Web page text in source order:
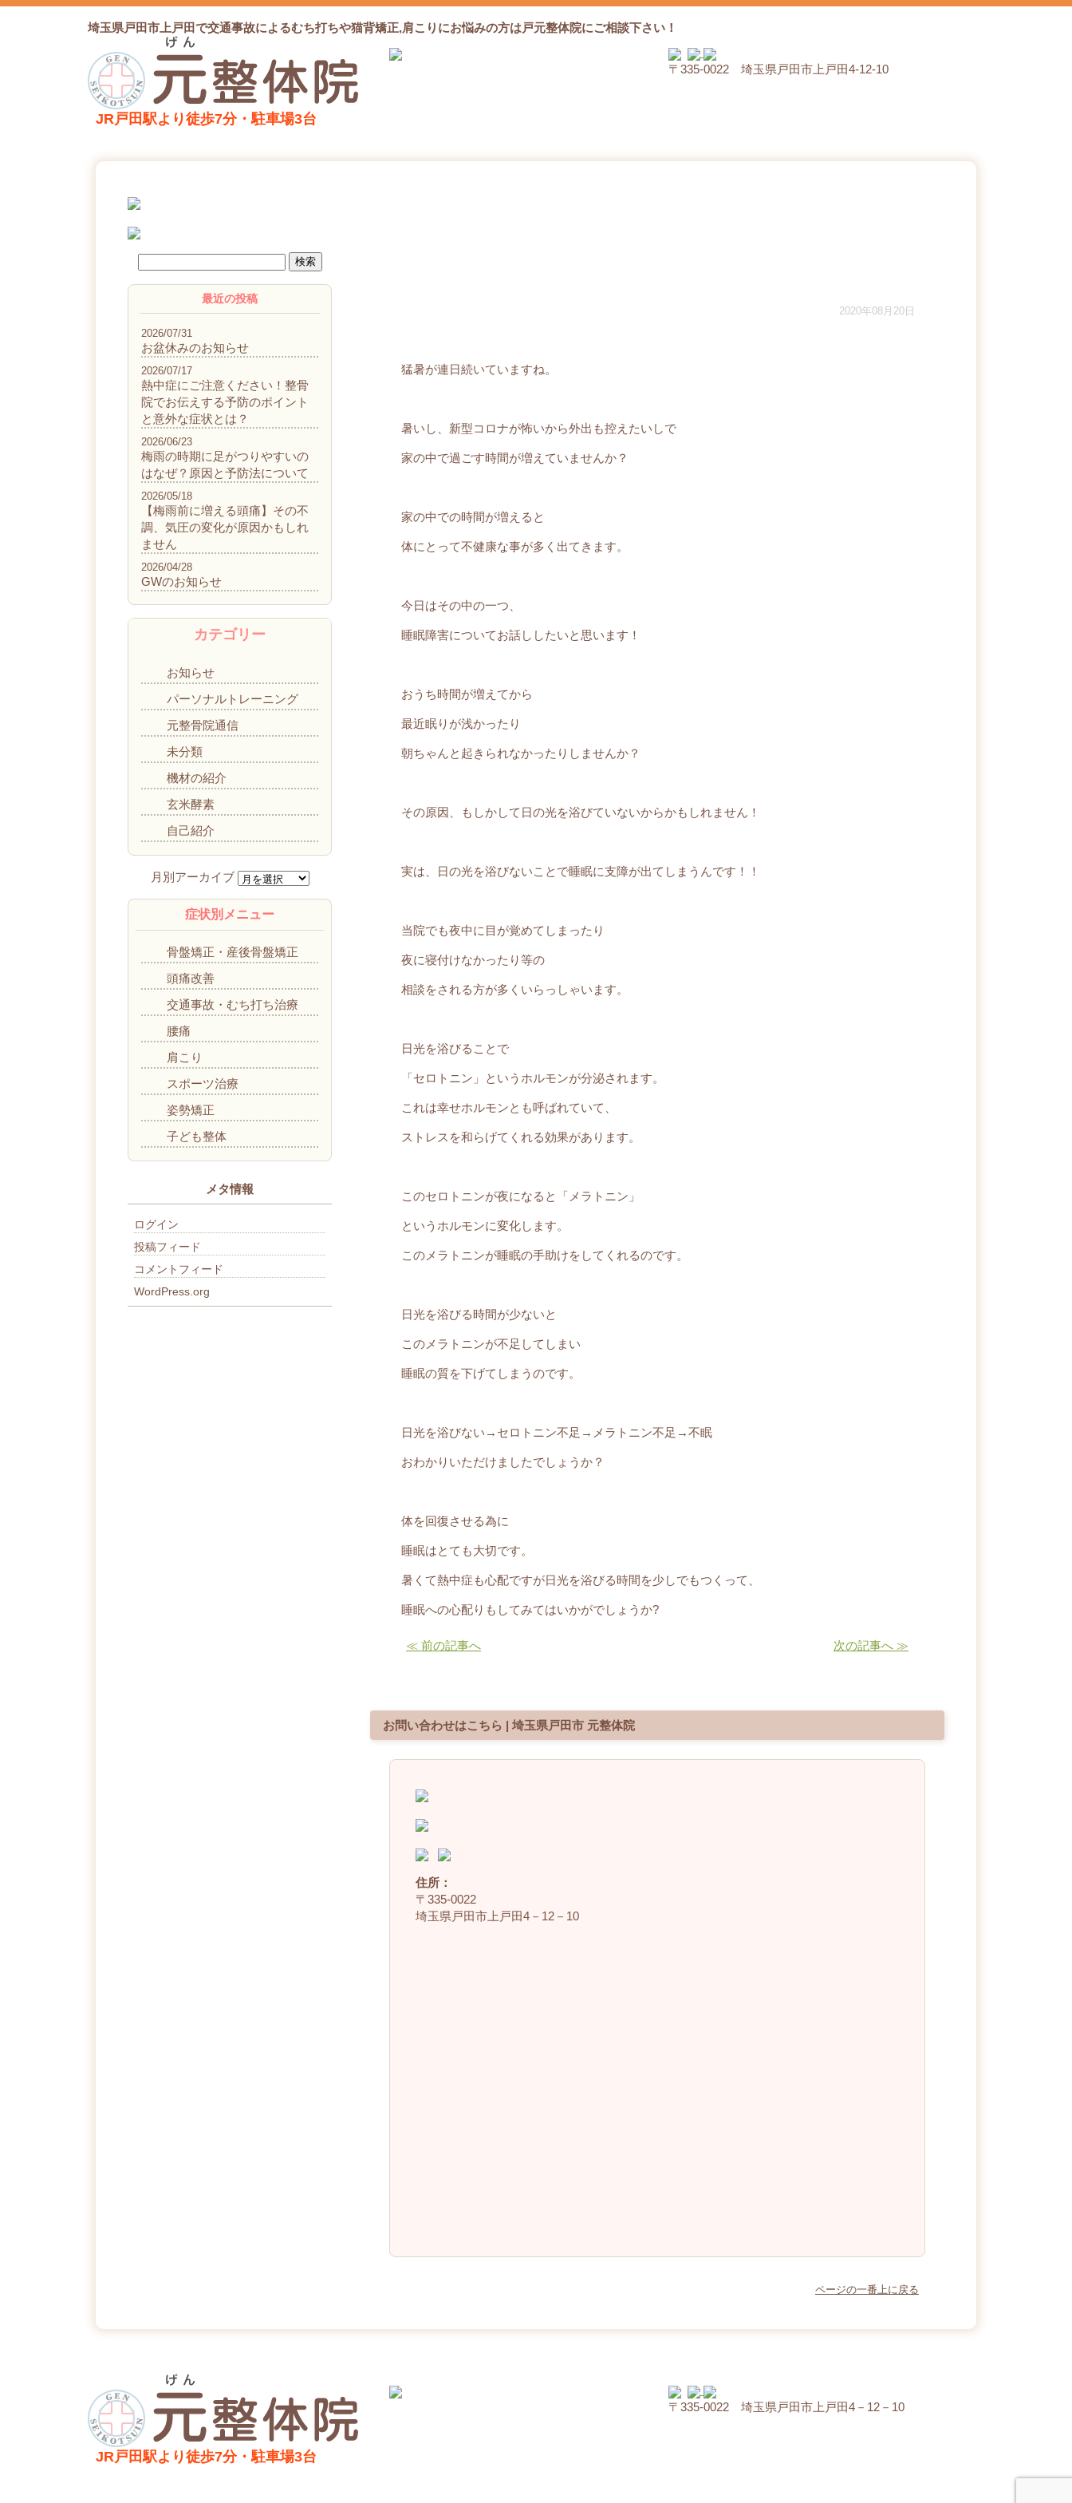
埼玉県戸田市上戸田で交通事故によるむち打ちや猫背矯正,肩こりにお悩みの方は戸元整体院にご相談下さい！
JR戸田駅より徒歩7分・駐車場3台
〒335‐0022 埼玉県戸田市上戸田4-12-10
2020年08月20日
猛暑が連日続いていますね。
暑いし、新型コロナが怖いから外出も控えたいしで
家の中で過ごす時間が増えていませんか？
家の中での時間が増えると
体にとって不健康な事が多く出てきます。
今日はその中の一つ、
睡眠障害についてお話ししたいと思います！
おうち時間が増えてから
最近眠りが浅かったり
朝ちゃんと起きられなかったりしませんか？
その原因、もしかして日の光を浴びていないからかもしれません！
実は、日の光を浴びないことで睡眠に支障が出てしまうんです！！
当院でも夜中に目が覚めてしまったり
夜に寝付けなかったり等の
相談をされる方が多くいらっしゃいます。
日光を浴びることで
「セロトニン」というホルモンが分泌されます。
これは幸せホルモンとも呼ばれていて、
ストレスを和らげてくれる効果があります。
このセロトニンが夜になると「メラトニン」
というホルモンに変化します。
このメラトニンが睡眠の手助けをしてくれるのです。
日光を浴びる時間が少ないと
このメラトニンが不足してしまい
睡眠の質を下げてしまうのです。
日光を浴びない → セロトニン不足 → メラトニン不足 →不眠
おわかりいただけましたでしょうか？
体を回復させる為に
睡眠はとても大切です。
暑くて熱中症も心配ですが日光を浴びる時間を少しでもつくって、
睡眠への心配りもしてみてはいかがでしょうか?
≪ 前の記事へ 次の記事へ ≫
お問い合わせはこちら | 埼玉県戸田市 元整体院
住所：
〒335‐0022
埼玉県戸田市上戸田4－12－10
ページの一番上に戻る
最近の投稿
お盆休みのお知らせ
2026/07/31
熱中症にご注意ください！整骨
院でお伝えする予防のポイント
と意外な症状とは？
2026/07/17
梅雨の時期に足がつりやすいの
はなぜ？原因と予防法について
2026/06/23
【梅雨前に増える頭痛】その不
調、気圧の変化が原因かもしれ
ません
2026/05/18
GWのお知らせ
2026/04/28
カテゴリー
お知らせ
パーソナルトレーニング
元整骨院通信
未分類
機材の紹介
玄米酵素
自己紹介
症状別メニュー
骨盤矯正・産後骨盤矯正
頭痛改善
交通事故・むち打ち治療
腰痛
肩こり
スポーツ治療
姿勢矯正
子ども整体
メタ情報
ログイン
投稿フィード
コメントフィード
WordPress.org
JR戸田駅より徒歩7分・駐車場3台
〒335‐0022 埼玉県戸田市上戸田4－12－10